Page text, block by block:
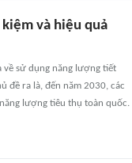
và hiệu quả
sử dụng năng lượng tiết
đề ra là, đến năm 2030, các
lượng tiêu thụ toàn quốc.